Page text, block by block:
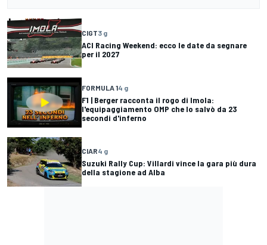
CIGT3 g
ACI Racing Weekend: ecco le date da segnare
per il 2027
FORMULA 14 g
F1 | Berger racconta il rogo di Imola:
l'equipaggiamento OMP che lo salvò da 23
secondi d'inferno
CIAR4 g
Suzuki Rally Cup: Villardi vince la gara più dura
della stagione ad Alba